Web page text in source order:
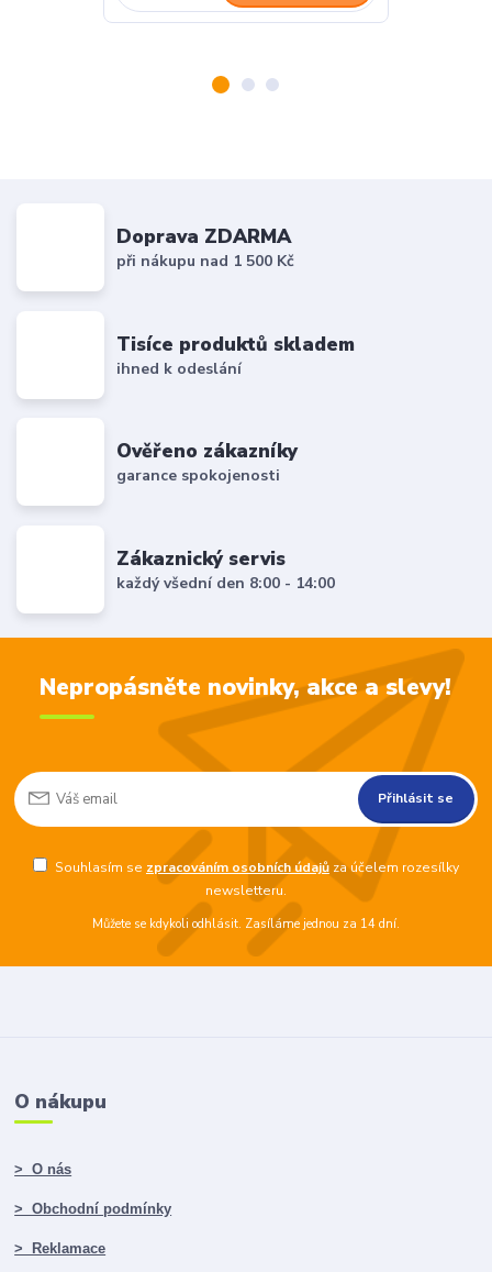
Doprava ZDARMA
při nákupu nad 1 500 Kč
Tisíce produktů skladem
ihned k odeslání
Ověřeno zákazníky
garance spokojenosti
Zákaznický servis
každý všední den 8:00 - 14:00
Nepropásněte novinky, akce a slevy!
Přihlásit se
Souhlasím se zpracováním osobních údajůza účelem rozesílky
newsletteru.
Můžete se kdykoli odhlásit. Zasíláme jednou za 14 dní.
O nákupu
> O nás
> Obchodní podmínky
> Reklamace